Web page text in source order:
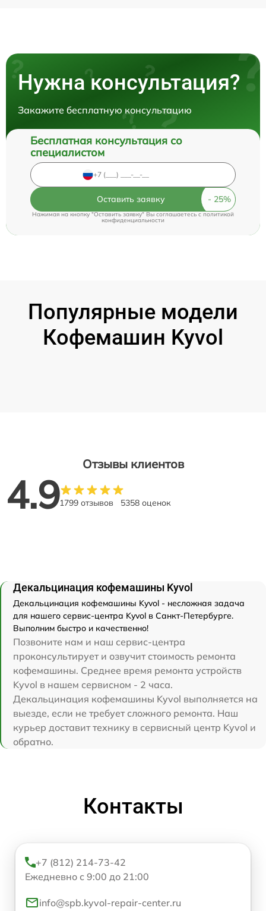
Нужна консультация?
Закажите бесплатную консультацию
Бесплатная консультация со
специалистом
Оставить заявку
Нажимая на кнопку "Оставить заявку" Вы соглашаетесь cполитикой
конфиденциальности
Популярные модели
Кофемашин Kyvol
Отзывы клиентов
4.91799 отзывов 5358 оценок
Декальцинация кофемашины Kyvol
Декальцинация кофемашины Kyvol - несложная задача
для нашего сервис-центра Kyvol в Санкт-Петербурге.
Выполним быстро и качественно!
Позвоните нам и наш сервис-центра
проконсультирует и озвучит стоимость ремонта
кофемашины. Среднее время ремонта устройств
Kyvol в нашем сервисном - 2 часа.
Декальцинация кофемашины Kyvol выполняется на
выезде, если не требует сложного ремонта. Наш
курьер доставит технику в сервисный центр Kyvol и
обратно.
Контакты
+7 (812) 214-73-42
Ежедневно с 9:00 до 21:00
info@spb.kyvol-repair-center.ru